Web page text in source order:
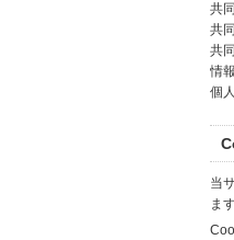
共
共
共
情
個
当
ま